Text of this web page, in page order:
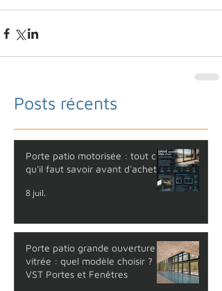
Posts récents
Porte patio motorisée : tout ce
qu'il faut savoir avant d'acheter
8 juil.
Porte patio grande ouverture
vitrée : quel modèle choisir ?
VST Portes et Fenêtres